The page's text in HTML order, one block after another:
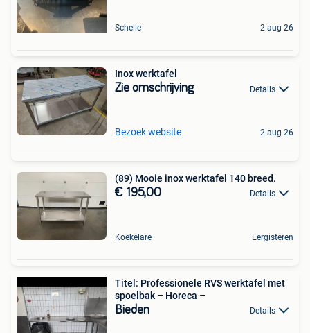
Schelle 2 aug 26
Inox werktafel
Zie omschrijving Details
Bezoek website 2 aug 26
(89) Mooie inox werktafel 140 breed.
€ 195,00 Details
Koekelare Eergisteren
Titel: Professionele RVS werktafel met
spoelbak – Horeca –
Bieden Details